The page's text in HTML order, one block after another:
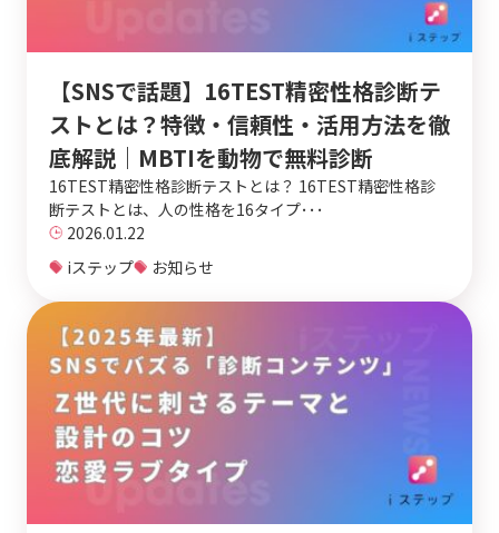
【SNSで話題】16TEST精密性格診断テ
ストとは？特徴・信頼性・活用方法を徹
底解説｜MBTIを動物で無料診断
16TEST精密性格診断テストとは？ 16TEST精密性格診
断テストとは、人の性格を16タイプ･･･
2026.01.22
iステップ
お知らせ